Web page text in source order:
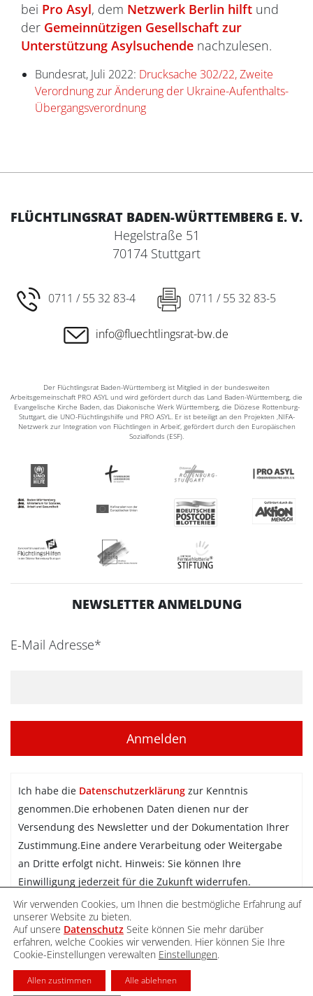
bei Pro Asyl, dem Netzwerk Berlin hilft und
der Gemeinnützigen Gesellschaft zur
Unterstützung Asylsuchende nachzulesen.
Bundesrat, Juli 2022: Drucksache 302/22, Zweite
Verordnung zur Änderung der Ukraine-Aufenthalts-
Übergangsverordnung
FLÜCHTLINGSRAT BADEN-WÜRTTEMBERG E. V.
Hegelstraße 51
70174 Stuttgart
0711 / 55 32 83-4 0711 / 55 32 83-5
info@fluechtlingsrat-bw.de
Der Flüchtlingsrat Baden-Württemberg ist Mitglied in der bundesweiten
Arbeitsgemeinschaft PRO ASYL und wird gefördert durch das Land Baden-Württemberg, die
Evangelische Kirche Baden, das Diakonische Werk Württemberg, die Diözese Rottenburg-
Stuttgart, die UNO-Flüchtlingshilfe und PRO ASYL. Er ist beteiligt an den Projekten ‚NIFA-
Netzwerk zur Integration von Flüchtlingen in Arbeit‘, gefördert durch den Europäischen
Sozialfonds (ESF).
NEWSLETTER ANMELDUNG
E-Mail Adresse*
Ich habe die Datenschutzerklärung zur Kenntnis
genommen.Die erhobenen Daten dienen nur der
Versendung des Newsletter und der Dokumentation Ihrer
Zustimmung.Eine andere Verarbeitung oder Weitergabe
an Dritte erfolgt nicht. Hinweis: Sie können Ihre
Einwilligung jederzeit für die Zukunft widerrufen.
Newsletter abonnieren
DATENSCHUTZ IMPRESSUM
Wir verwenden Cookies, um Ihnen die bestmögliche Erfahrung auf
unserer Website zu bieten.
Auf unsere Datenschutz Seite können Sie mehr darüber
erfahren, welche Cookies wir verwenden. Hier können Sie Ihre
Cookie-Einstellungen verewalten Einstellungen.
Allen zustimmen Alle ablehnen